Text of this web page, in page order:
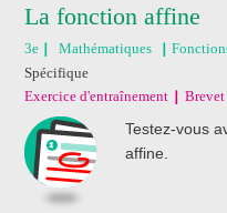
La fonction affine
3e Mathématiques
Spécifique
Exercice d'entraînement
Brevet
Testez-vous
affine.